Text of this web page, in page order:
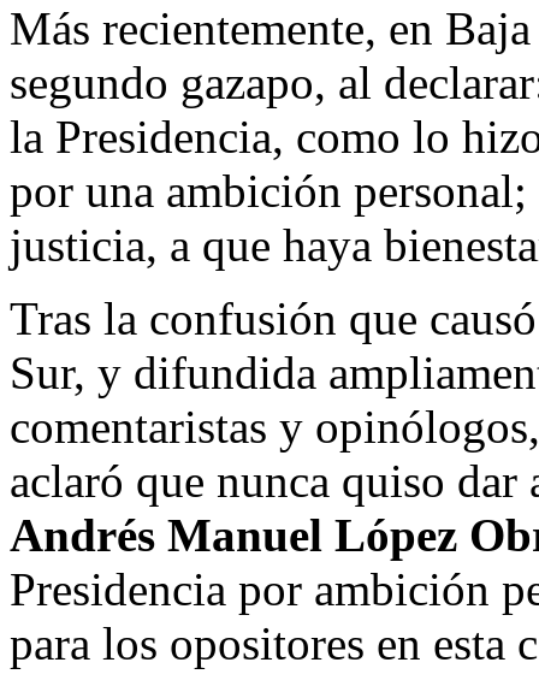
Más recientemente, en
segundo gazapo, al
la Presidencia, como lo
por una ambición
justicia, a que haya
Tras la confusión que
Sur, y difundida
comentaristas y
aclaró que nunca quiso
Andrés Manuel López
Presidencia por ambición
para los opositores en esta